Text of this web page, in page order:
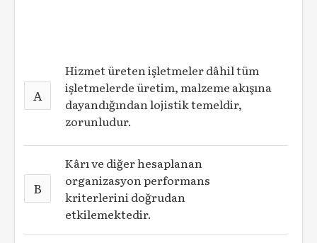
A
Hizmet üreten işletmeler dâhil tüm
işletmelerde üretim, malzeme akışına
dayandığından lojistik temeldir,
zorunludur.
B
Kârı ve diğer hesaplanan
organizasyon performans
kriterlerini doğrudan
etkilemektedir.